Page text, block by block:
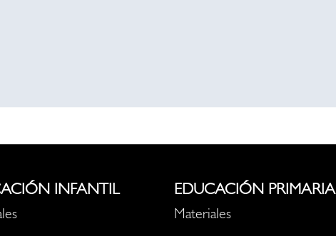
INFANTIL EDUCACIÓN PRIMARIA
Materiales